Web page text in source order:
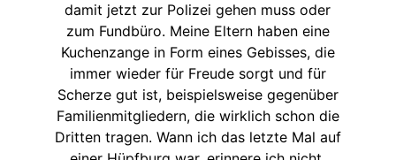
damit jetzt zur Polizei gehen muss oder
zum Fundbüro. Meine Eltern haben eine
Kuchenzange in Form eines Gebisses, die
immer wieder für Freude sorgt und für
Scherze gut ist, beispielsweise gegenüber
Familienmitgliedern, die wirklich schon die
Dritten tragen. Wann ich das letzte Mal auf